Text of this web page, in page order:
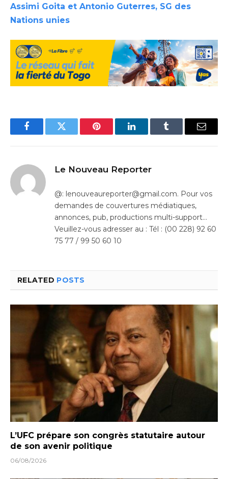
Assimi Goita et Antonio Guterres, SG des
Nations unies
FacebookTwitter Pinterest LinkedInTumblr Email
Le Nouveau Reporter
@: lenouveaureporter@gmail.com. Pour vos
demandes de couvertures médiatiques,
annonces, pub, productions multi-support…
Veuillez-vous adresser au : Tél : (00 228) 92 60
75 77 / 99 50 60 10
RELATED POSTS
L’UFC prépare son congrès statutaire autour
de son avenir politique
06/08/2026